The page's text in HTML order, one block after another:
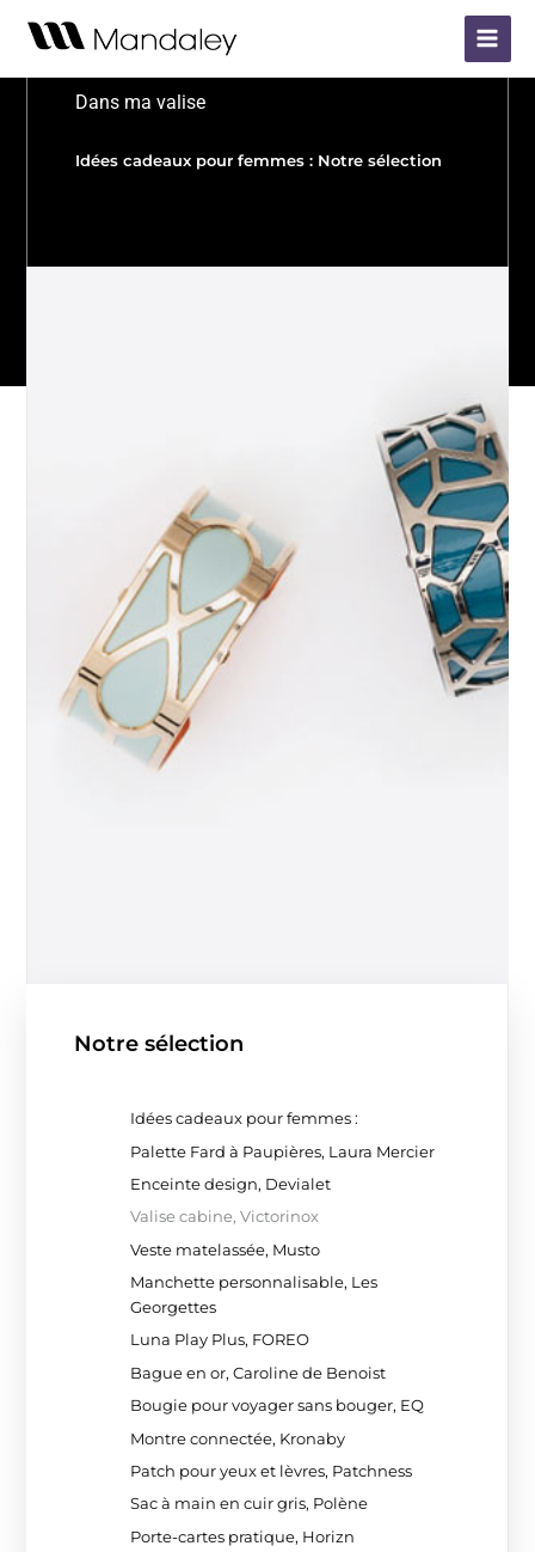
Main
Menu
Dans ma valise
Idées cadeaux pour femmes : Notre sélection
Notre sélection
Idées cadeaux pour femmes :
Palette Fard à Paupières, Laura Mercier
Enceinte design, Devialet
Valise cabine, Victorinox
Veste matelassée, Musto
Manchette personnalisable, Les
Georgettes
Luna Play Plus, FOREO
Bague en or, Caroline de Benoist
Bougie pour voyager sans bouger, EQ
Montre connectée, Kronaby
Patch pour yeux et lèvres, Patchness
Sac à main en cuir gris, Polène
Porte-cartes pratique, Horizn